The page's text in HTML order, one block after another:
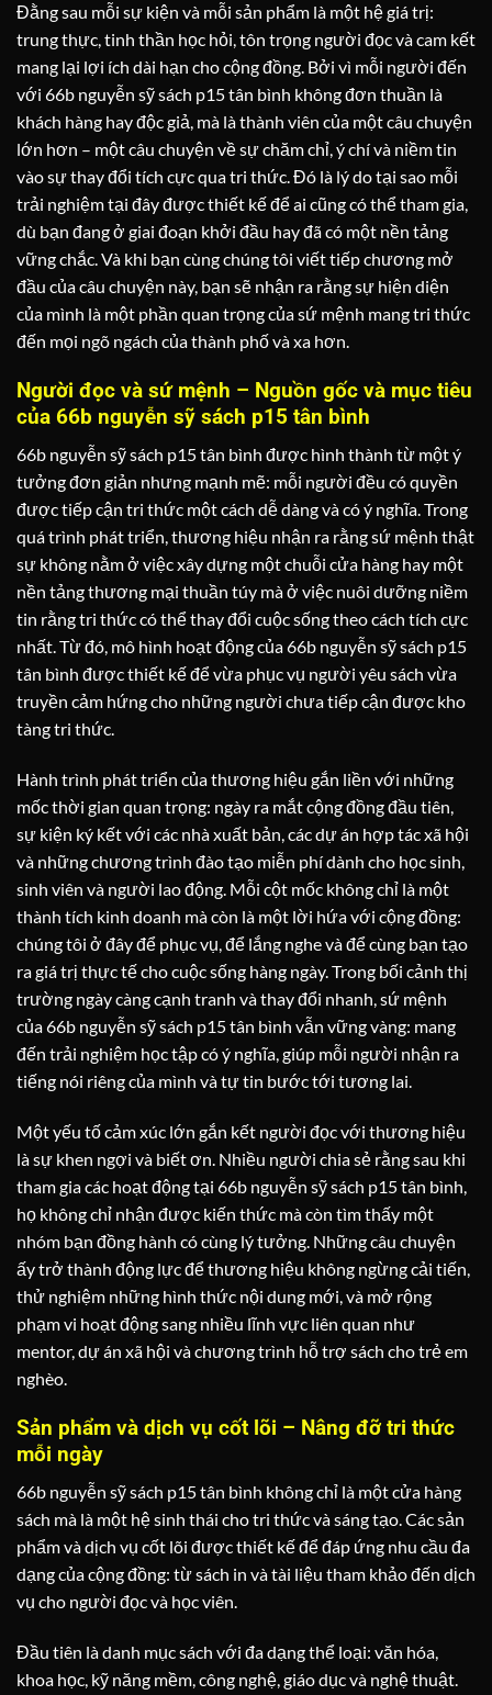
Đằng sau mỗi sự kiện và mỗi sản phẩm là một hệ giá trị:
trung thực, tinh thần học hỏi, tôn trọng người đọc và cam kết
mang lại lợi ích dài hạn cho cộng đồng. Bởi vì mỗi người đến
với 66b nguyễn sỹ sách p15 tân bình không đơn thuần là
khách hàng hay độc giả, mà là thành viên của một câu chuyện
lớn hơn – một câu chuyện về sự chăm chỉ, ý chí và niềm tin
vào sự thay đổi tích cực qua tri thức. Đó là lý do tại sao mỗi
trải nghiệm tại đây được thiết kế để ai cũng có thể tham gia,
dù bạn đang ở giai đoạn khởi đầu hay đã có một nền tảng
vững chắc. Và khi bạn cùng chúng tôi viết tiếp chương mở
đầu của câu chuyện này, bạn sẽ nhận ra rằng sự hiện diện
của mình là một phần quan trọng của sứ mệnh mang tri thức
đến mọi ngõ ngách của thành phố và xa hơn.
Người đọc và sứ mệnh – Nguồn gốc và mục tiêu
của 66b nguyễn sỹ sách p15 tân bình
66b nguyễn sỹ sách p15 tân bình được hình thành từ một ý
tưởng đơn giản nhưng mạnh mẽ: mỗi người đều có quyền
được tiếp cận tri thức một cách dễ dàng và có ý nghĩa. Trong
quá trình phát triển, thương hiệu nhận ra rằng sứ mệnh thật
sự không nằm ở việc xây dựng một chuỗi cửa hàng hay một
nền tảng thương mại thuần túy mà ở việc nuôi dưỡng niềm
tin rằng tri thức có thể thay đổi cuộc sống theo cách tích cực
nhất. Từ đó, mô hình hoạt động của 66b nguyễn sỹ sách p15
tân bình được thiết kế để vừa phục vụ người yêu sách vừa
truyền cảm hứng cho những người chưa tiếp cận được kho
tàng tri thức.
Hành trình phát triển của thương hiệu gắn liền với những
mốc thời gian quan trọng: ngày ra mắt cộng đồng đầu tiên,
sự kiện ký kết với các nhà xuất bản, các dự án hợp tác xã hội
và những chương trình đào tạo miễn phí dành cho học sinh,
sinh viên và người lao động. Mỗi cột mốc không chỉ là một
thành tích kinh doanh mà còn là một lời hứa với cộng đồng:
chúng tôi ở đây để phục vụ, để lắng nghe và để cùng bạn tạo
ra giá trị thực tế cho cuộc sống hàng ngày. Trong bối cảnh thị
trường ngày càng cạnh tranh và thay đổi nhanh, sứ mệnh
của 66b nguyễn sỹ sách p15 tân bình vẫn vững vàng: mang
đến trải nghiệm học tập có ý nghĩa, giúp mỗi người nhận ra
tiếng nói riêng của mình và tự tin bước tới tương lai.
Một yếu tố cảm xúc lớn gắn kết người đọc với thương hiệu
là sự khen ngợi và biết ơn. Nhiều người chia sẻ rằng sau khi
tham gia các hoạt động tại 66b nguyễn sỹ sách p15 tân bình,
họ không chỉ nhận được kiến thức mà còn tìm thấy một
nhóm bạn đồng hành có cùng lý tưởng. Những câu chuyện
ấy trở thành động lực để thương hiệu không ngừng cải tiến,
thử nghiệm những hình thức nội dung mới, và mở rộng
phạm vi hoạt động sang nhiều lĩnh vực liên quan như
mentor, dự án xã hội và chương trình hỗ trợ sách cho trẻ em
nghèo.
Sản phẩm và dịch vụ cốt lõi – Nâng đỡ tri thức
mỗi ngày
66b nguyễn sỹ sách p15 tân bình không chỉ là một cửa hàng
sách mà là một hệ sinh thái cho tri thức và sáng tạo. Các sản
phẩm và dịch vụ cốt lõi được thiết kế để đáp ứng nhu cầu đa
dạng của cộng đồng: từ sách in và tài liệu tham khảo đến dịch
vụ cho người đọc và học viên.
Đầu tiên là danh mục sách với đa dạng thể loại: văn hóa,
khoa học, kỹ năng mềm, công nghệ, giáo dục và nghệ thuật.